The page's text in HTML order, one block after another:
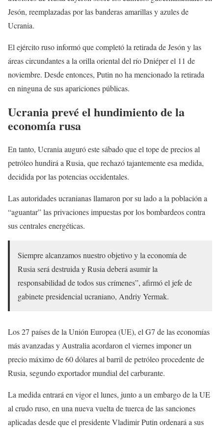
Jesón, reemplazadas por las banderas amarillas y azules de
Ucrania.
El ejército ruso informó que completó la retirada de Jesón y las
áreas circundantes a la orilla oriental del río Dniéper el 11 de
noviembre. Desde entonces, Putin no ha mencionado la retirada
en ninguna de sus apariciones públicas.
Ucrania prevé el hundimiento de la
economía rusa
En tanto, Ucrania auguró este sábado que el tope de precios al
petróleo hundirá a Rusia, que rechazó tajantemente esa medida,
decidida por las potencias occidentales.
Las autoridades ucranianas llamaron por su lado a la población a
“aguantar” las privaciones impuestas por los bombardeos contra
sus centrales energéticas.
Siempre alcanzamos nuestro objetivo y la economía de
Rusia será destruida y Rusia deberá asumir la
responsabilidad de todos sus crímenes”, afirmó el jefe de
gabinete presidencial ucraniano, Andriy Yermak.
Los 27 países de la Unión Europea (UE), el G7 de las economías
más avanzadas y Australia acordaron el viernes imponer un
precio máximo de 60 dólares al barril de petróleo procedente de
Rusia, segundo exportador mundial del carburante.
La medida entrará en vigor el lunes, junto a un embargo de la UE
al crudo ruso, en una nueva vuelta de tuerca de las sanciones
aplicadas desde que el presidente Vladimir Putin ordenará a sus